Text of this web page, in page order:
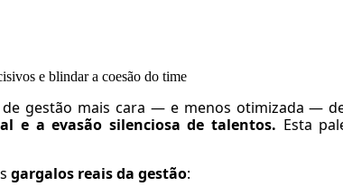
e blindar a coesão do time
gestão mais cara — e menos otimizada —
e a evasão silenciosa de talentos. Esta
gargalos reais da gestão: